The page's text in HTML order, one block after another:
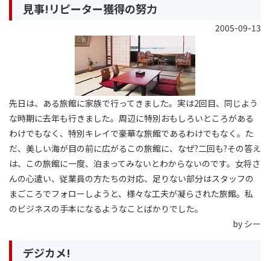
見事!リピーター獲得の努力
2005-09-13
先日は、ある旅館に家族で行ってきました。実は2回目、同じよう
な時期に去年も行きました。周辺に特別おもしろいところがある
わけでもなく、特別キレイで豪華な旅館であるわけでもなく。た
だ、美しい海が目の前に広がるこの旅館に、なぜ?二回も?その答え
は、この旅館に一度、泊まってみないとわからないのです。女将さ
んの心遣い、従業員の方たちの対応、足りない部分はスタッフの
まごころでフォローしようと、様々な工夫が凝らされた旅館。私
のビジネスの手本になるようなことばかりでした。
by シー
デジカメ!